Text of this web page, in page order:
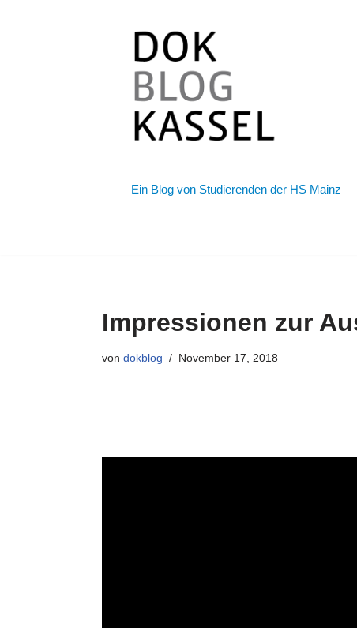
Ein Blog von Studierenden der HS Mainz
Impressionen zur
von dokblog November 17, 2018